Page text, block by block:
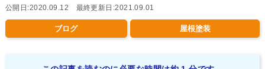
公開日:2020.09.12 最終更新日:2021.09.01
ブログ 屋根塗装